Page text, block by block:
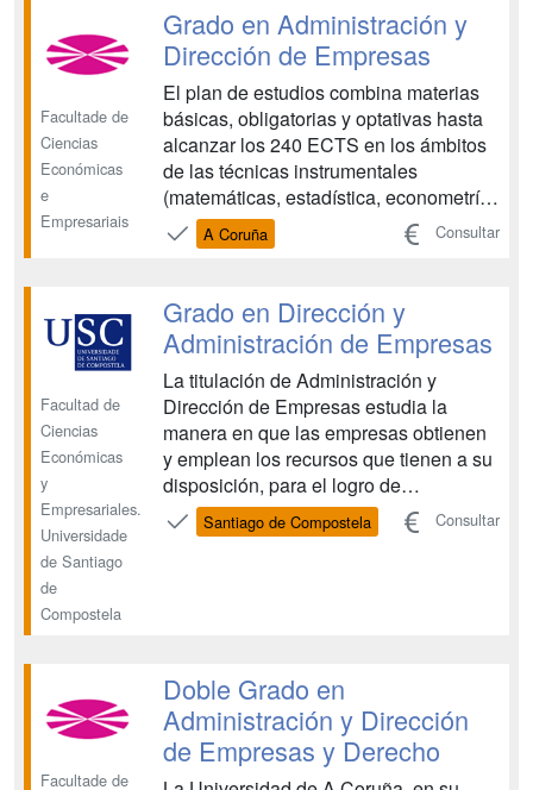
Facultade de
Ciencias
Económicas
e
Empresariais
Grado en Administración y
Dirección de Empresas
El plan de estudios combina materias
básicas, obligatorias y optativas hasta
alcanzar los 240 ECTS en los ámbitos
de las técnicas instrumentales
(matemáticas, estadística, econometría,
etc), formación económica (teoría micro
y macroeconómica, estructura
formación jurídica y social (derecho,
sociología, etc) y fo...
A Coruña Consultar
Facultad de
Ciencias
Económicas
y
Empresariales.
Universidade
de Santiago
de
Compostela
Grado en Dirección y
Administración de Empresas
La titulación de Administración y
Dirección de Empresas estudia la
manera en que las empresas obtienen
y emplean los recursos que tienen a su
disposición, para el logro de
determinados fines y objetivos. Atiende,
por lo tanto, a la manera en que se
Santiago de Compostela Consultar
Facultade de
Doble Grado en
Administración y Dirección
de Empresas y Derecho